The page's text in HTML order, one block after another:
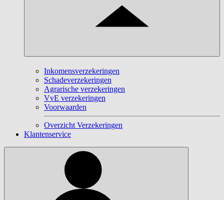
Inkomensverzekeringen
Schadeverzekeringen
Agrarische verzekeringen
VvE verzekeringen
Voorwaarden
Overzicht Verzekeringen
Klantenservice